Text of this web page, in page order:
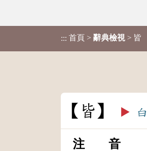
::: 首頁 > 辭典檢視 > 皆
皆 ▶️ 白
注 音